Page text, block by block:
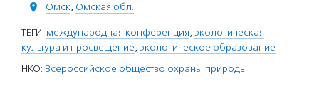
Омск, Омская обл.
ТЕГИ: международная конференция, экологическая
культура и просвещение, экологическое образование
НКО: Всероссийское общество охраны природы